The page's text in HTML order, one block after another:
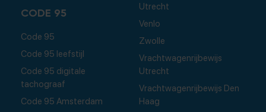
CODE 95
Code 95
Code 95 leefstijl
Code 95 digitale
tachograaf
Code 95 Amsterdam
Utrecht
Venlo
Zwolle
Vrachtwagenrijbewijs
Utrecht
Vrachtwagenrijbewijs Den
Haag